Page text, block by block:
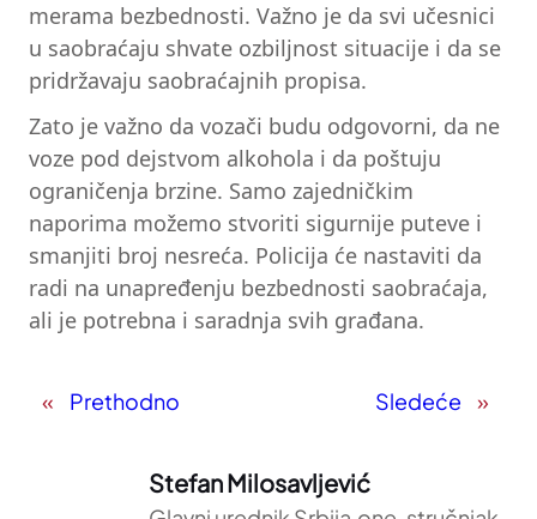
merama bezbednosti. Važno je da svi učesnici
u saobraćaju shvate ozbiljnost situacije i da se
pridržavaju saobraćajnih propisa.
Zato je važno da vozači budu odgovorni, da ne
voze pod dejstvom alkohola i da poštuju
ograničenja brzine. Samo zajedničkim
naporima možemo stvoriti sigurnije puteve i
smanjiti broj nesreća. Policija će nastaviti da
radi na unapređenju bezbednosti saobraćaja,
ali je potrebna i saradnja svih građana.
« Prethodno Sledeće »
Stefan Milosavljević